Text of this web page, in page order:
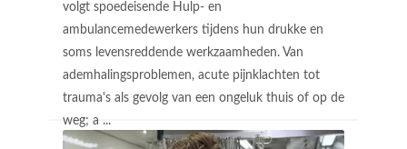
volgt spoedeisende Hulp- en
ambulancemedewerkers tijdens hun drukke en
soms levensreddende werkzaamheden. Van
ademhalingsproblemen, acute pijnklachten tot
trauma's als gevolg van een ongeluk thuis of op de
weg; a ...